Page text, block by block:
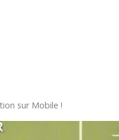
sur Mobile !